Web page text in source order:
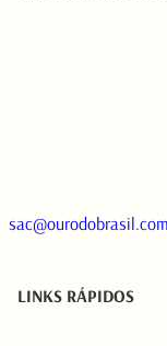
sac@ourodobrasil.com
LINKS RÁPIDOS